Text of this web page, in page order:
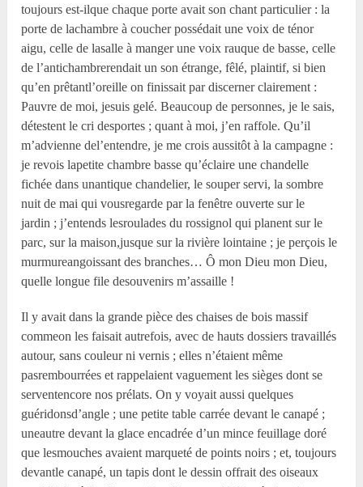
toujours est-ilque chaque porte avait son chant particulier : la
porte de lachambre à coucher possédait une voix de ténor
aigu, celle de lasalle à manger une voix rauque de basse, celle
de l’antichambrerendait un son étrange, fêlé, plaintif, si bien
qu’en prêtantl’oreille on finissait par discerner clairement :
Pauvre de moi, jesuis gelé. Beaucoup de personnes, je le sais,
détestent le cri desportes ; quant à moi, j’en raffole. Qu’il
m’advienne del’entendre, je me crois aussitôt à la campagne :
je revois lapetite chambre basse qu’éclaire une chandelle
fichée dans unantique chandelier, le souper servi, la sombre
nuit de mai qui vousregarde par la fenêtre ouverte sur le
jardin ; j’entends lesroulades du rossignol qui planent sur le
parc, sur la maison,jusque sur la rivière lointaine ; je perçois le
murmureangoissant des branches… Ô mon Dieu mon Dieu,
quelle longue file desouvenirs m’assaille !
Il y avait dans la grande pièce des chaises de bois massif
commeon les faisait autrefois, avec de hauts dossiers travaillés
autour, sans couleur ni vernis ; elles n’étaient même
pasrembourrées et rappelaient vaguement les sièges dont se
serventencore nos prélats. On y voyait aussi quelques
guéridonsd’angle ; une petite table carrée devant le canapé ;
uneautre devant la glace encadrée d’un mince feuillage doré
que lesmouches avaient marqueté de points noirs ; et, toujours
devantle canapé, un tapis dont le dessin offrait des oiseaux